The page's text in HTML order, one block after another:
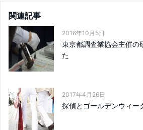
関連記事
2016年10月5日
東京都調査業協会主催の
た
2017年4月26日
探偵とゴールデンウィー